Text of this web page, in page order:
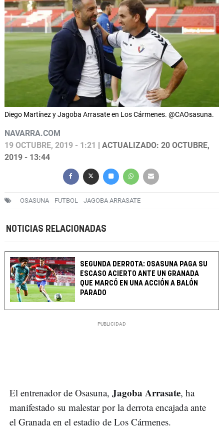
Diego Martínez y Jagoba Arrasate en Los Cármenes. @CAOsasuna.
NAVARRA.COM
19 OCTUBRE, 2019 - 1:21
| ACTUALIZADO: 20 OCTUBRE,
2019 - 13:44
OSASUNA FUTBOL JAGOBA ARRASATE
NOTICIAS RELACIONADAS
SEGUNDA DERROTA: OSASUNA PAGA SU
ESCASO ACIERTO ANTE UN GRANADA
QUE MARCÓ EN UNA ACCIÓN A BALÓN
PARADO
El entrenador de Osasuna, Jagoba Arrasate, ha
manifestado su malestar por la derrota encajada ante
el Granada en el estadio de Los Cármenes.